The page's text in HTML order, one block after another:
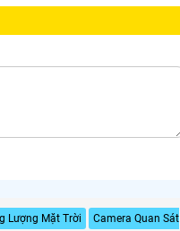
Lượng Mặt Trời
Camera Quan Sát